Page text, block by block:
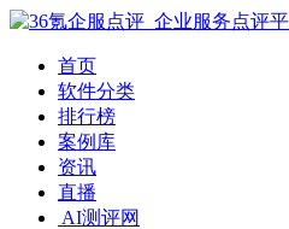
首页
软件分类
排行榜
案例库
资讯
直播
AI测评网